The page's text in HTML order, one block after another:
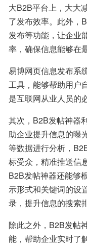
大B2B平台上，大大
了发布效率。此外，
发布等功能，让企业
率，确保信息能够在
易博网页信息发布系
工具，能够帮助用户
是互联网从业人员的
其次，B2B发帖神器
助企业提升信息的曝
等数据进行分析，
标受众，精准推送信
B2B发帖神器还能够
示形式和关键词的设
录，提升信息的搜索
除此之外，B2B发帖
能，帮助企业实时了